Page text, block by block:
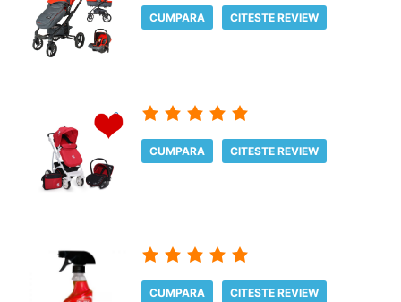
CUMPARA CITESTE REVIEW
CUMPARA CITESTE REVIEW
CUMPARA CITESTE REVIEW